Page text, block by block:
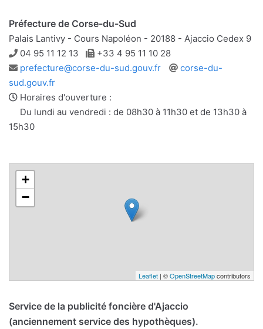
Préfecture de Corse-du-Sud
Palais Lantivy - Cours Napoléon - 20188 - Ajaccio Cedex 9
Téléphone
04 95 11 12 13 Télécopie
+33 4 95 11 10 28
Adresse
e-
mail
prefecture@corse-du-sud.gouv.fr
Site
corse-du-
sud.gouv.fr
Horaires d'ouverture :
Du lundi au vendredi : de 08h30 à 11h30 et de 13h30 à
15h30
+
−
Leaflet | ©OpenStreetMapcontributors
Service de la publicité foncière d'Ajaccio
(anciennement service des hypothèques).